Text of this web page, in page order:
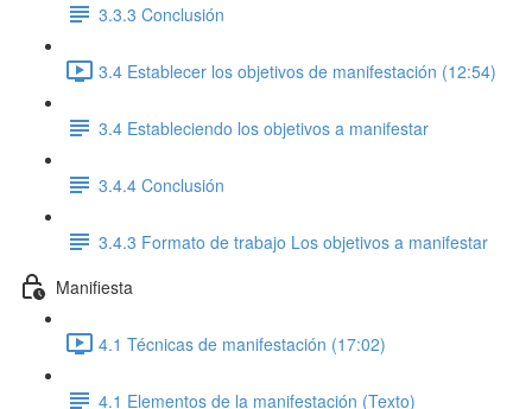
3.3.3 Conclusión
3.4 Establecer los objetivos de manifestación (12:54)
3.4 Estableciendo los objetivos a manifestar
3.4.4 Conclusión
3.4.3 Formato de trabajo Los objetivos a manifestar
Manifiesta
4.1 Técnicas de manifestación (17:02)
4.1 Elementos de la manifestación (Texto)